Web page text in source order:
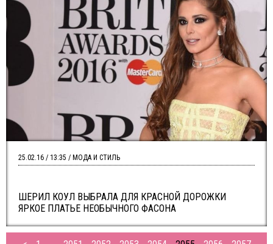
ШЕРИЛ КОУЛ ВЫБРАЛА ДЛЯ КРАСНОЙ ДОРОЖКИ
ЯРКОЕ ПЛАТЬЕ НЕОБЫЧНОГО ФАСОНА
25.02.16 / 13:35 / МОДА И СТИЛЬ